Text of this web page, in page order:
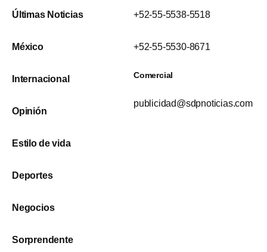
Últimas Noticias
México
Internacional
Opinión
Estilo de vida
Deportes
Negocios
Sorprendente
+52-55-5538-5518
+52-55-5530-8671
Comercial
publicidad@sdpnoticias.com